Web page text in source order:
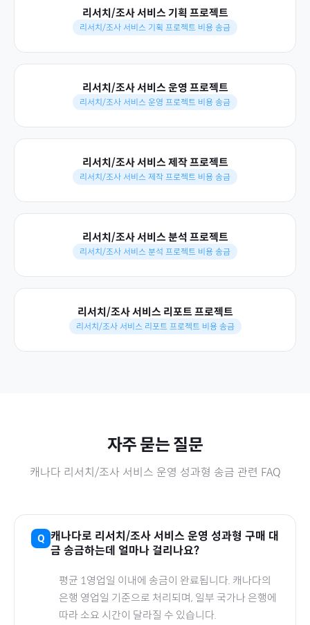
리서치/조사 서비스 기획 프로젝트
리서치/조사 서비스 기획 프로젝트 비용 송금
리서치/조사 서비스 운영 프로젝트
리서치/조사 서비스 운영 프로젝트 비용 송금
리서치/조사 서비스 제작 프로젝트
리서치/조사 서비스 제작 프로젝트 비용 송금
리서치/조사 서비스 분석 프로젝트
리서치/조사 서비스 분석 프로젝트 비용 송금
리서치/조사 서비스 리포트 프로젝트
리서치/조사 서비스 리포트 프로젝트 비용 송금
자주 묻는 질문
캐나다 리서치/조사 서비스 운영 성과형 송금 관련 FAQ
캐나다로 리서치/조사 서비스 운영 성과형 구매 대
금 송금하는데 얼마나 걸리나요?
평균 1영업일 이내에 송금이 완료됩니다. 캐나다의
은행 영업일 기준으로 처리되며, 일부 국가나 은행에
따라 소요 시간이 달라질 수 있습니다.